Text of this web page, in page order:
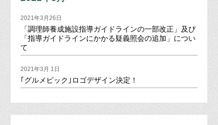
2021年3月26日
「調理師養成施設指導ガイドラインの一部改正」及び
「指導ガイドラインにかかる疑義照会の追加」につい
て
2021年3月 1日
｢グルメピック｣ロゴデザイン決定！